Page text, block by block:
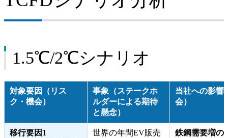
1.5℃/2℃シナリオ
対象要因（リス
ク・機会）
事象（ステークホ
ルダーによる期待
と懸念）
当社への影響
会）
移行要因1
世界の年間EV販売
鉄鋼需要増の